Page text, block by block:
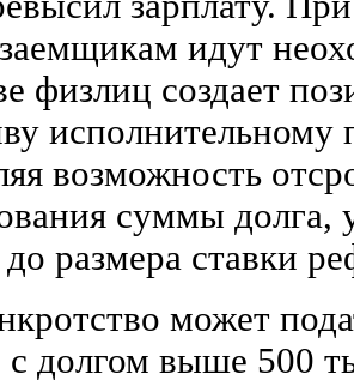
идут
физлиц создает
исполнительному
возможность
суммы долга,
размера ставки
может
долгом выше 500